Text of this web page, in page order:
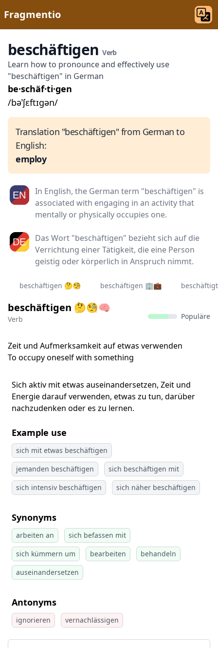
Fragmentio
beschäftigenVerb
Learn how to pronounce and effectively use
"beschäftigen" in German
be·schäf·ti·gen
/bəˈʃɛftɪɡən/
Translation "beschäftigen" from German to
English:
employ
In English, the German term "beschäftigen" is
associated with engaging in an activity that
mentally or physically occupies one.
Das Wort "beschäftigen" bezieht sich auf die
Verrichtung einer Tätigkeit, die eine Person
geistig oder körperlich in Anspruch nimmt.
beschäftigen 🤔🧐 beschäftigen 🏢💼
beschäftigen 🤔🧐🧠
Verb Populäre
Zeit und Aufmerksamkeit auf etwas verwenden
To occupy oneself with something
Sich aktiv mit etwas auseinandersetzen, Zeit und
Energie darauf verwenden, etwas zu tun, darüber
nachzudenken oder es zu lernen.
Example use
sich mit etwas beschäftigen
jemanden beschäftigen
sich beschäftigen mit
sich intensiv beschäftigen
sich näher beschäftigen
Synonyms
arbeiten an
sich befassen mit
sich kümmern um
bearbeiten
behandeln
auseinandersetzen
Antonyms
ignorieren vernachlässigen